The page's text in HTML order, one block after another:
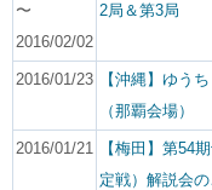
〜
2016/02/02
2局＆第3局
2016/01/23
【沖縄】ゆう
（那覇会場）
2016/01/21
【梅田】第54
定戦）解説会